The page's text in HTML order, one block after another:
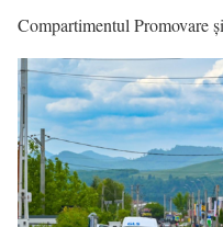
Compartimentul Promovare